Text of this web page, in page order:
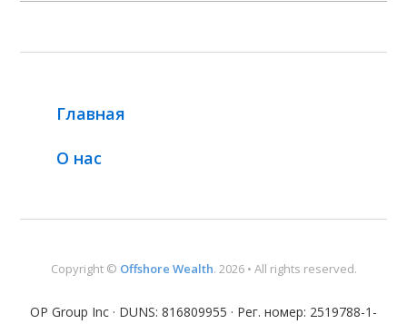
Главная
О нас
Copyright © Offshore Wealth. 2026 • All rights reserved.
OP Group Inc · DUNS: 816809955 · Рег. номер: 2519788-1-